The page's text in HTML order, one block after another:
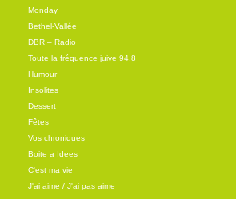
Monday
Bethel-Vallée
DBR – Radio
Toute la fréquence juive 94.8
Humour
Insolites
Dessert
Fêtes
Vos chroniques
Boite a Idees
C'est ma vie
J'ai aime / J'ai pas aime